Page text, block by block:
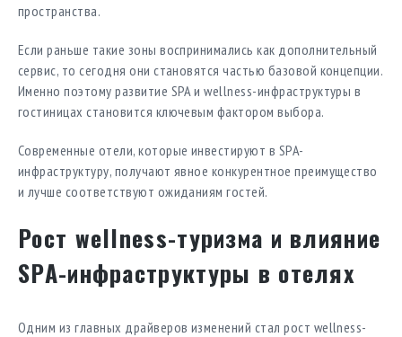
пространства.
Если раньше такие зоны воспринимались как дополнительный
сервис, то сегодня они становятся частью базовой концепции.
Именно поэтому развитие SPA и wellness-инфраструктуры в
гостиницах становится ключевым фактором выбора.
Современные отели, которые инвестируют в SPA-
инфраструктуру, получают явное конкурентное преимущество
и лучше соответствуют ожиданиям гостей.
Рост wellness-туризма и влияние
SPA-инфраструктуры в отелях
Одним из главных драйверов изменений стал рост wellness-